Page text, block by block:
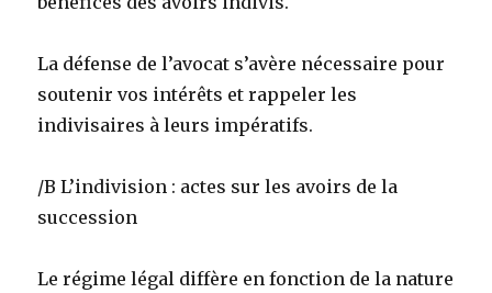
La défense de l’avocat s’avère nécessaire pour
soutenir vos intérêts et rappeler les
indivisaires à leurs impératifs.
/B L’indivision : actes sur les avoirs de la
succession
Le régime légal diffère en fonction de la nature